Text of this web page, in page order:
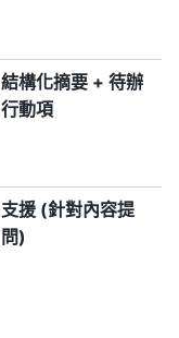
結構化摘要 + 待辦
行動項
支援 (針對內容提
問)